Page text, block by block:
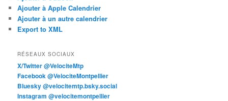
Ajouter à Apple Calendrier
Ajouter à un autre calendrier
Export to XML
RÉSEAUX SOCIAUX
X/Twitter @VelociteMtp
Facebook @VelociteMontpellier
Bluesky @velocitemtp.bsky.social
Instagram @velocitemontpellier